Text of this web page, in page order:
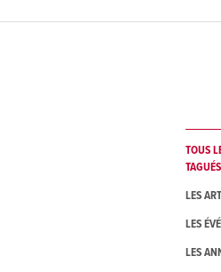
TOUS
TAGUÉS
LES
LES
LES